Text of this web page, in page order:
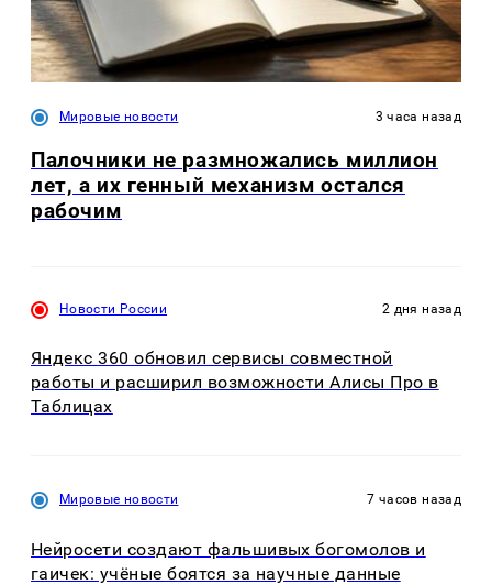
Мировые новости 3 часа назад
Палочники не размножались миллион
лет, а их генный механизм остался
рабочим
Новости России 2 дня назад
Яндекс 360 обновил сервисы совместной
работы и расширил возможности Алисы Про в
Таблицах
Мировые новости 7 часов назад
Нейросети создают фальшивых богомолов и
гаичек: учёные боятся за научные данные